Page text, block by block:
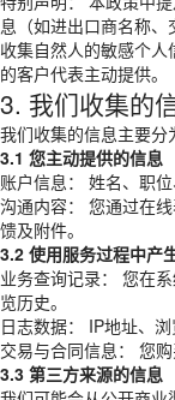
息（如进出口商名称
收集自然人的敏感个
的客户代表主动提供。
3. 我们收集的
我们收集的信息主要分
3.1 您主动提供的信息
账户信息： 姓名、职
沟通内容： 您通过在
馈及附件。
3.2 使用服务过程中产
业务查询记录： 您在
览历史。
日志数据： IP地址、
交易与合同信息： 您
3.3 第三方来源的信息